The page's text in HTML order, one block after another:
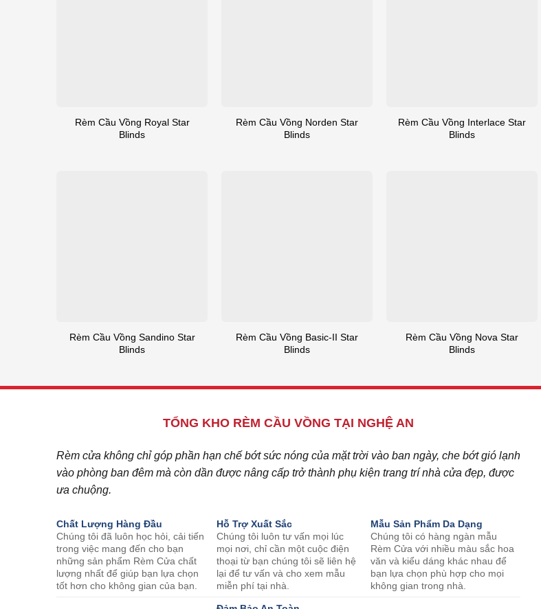
Rèm Cầu Vồng Royal Star
Blinds
Rèm Cầu Vồng Norden Star
Blinds
Rèm Cầu Vồng Interlace Star
Blinds
Rèm Cầu Vồng Sandino Star
Blinds
Rèm Cầu Vồng Basic-II Star
Blinds
Rèm Cầu Vồng Nova Star
Blinds
TỔNG KHO RÈM CẦU VỒNG TẠI NGHỆ AN
Rèm cửa không chỉ góp phần hạn chế bớt sức nóng của mặt trời vào ban ngày, che bớt gió lạnh
vào phòng ban đêm mà còn dần được nâng cấp trở thành phụ kiện trang trí nhà cửa đẹp, được
ưa chuộng.
Chất Lượng Hàng Đầu
Chúng tôi đã luôn học hỏi, cải tiến
trong việc mang đến cho bạn
những sản phẩm Rèm Cửa chất
lượng nhất để giúp bạn lựa chọn
tốt hơn cho không gian của bạn.
Hỗ Trợ Xuất Sắc
Chúng tôi luôn tư vấn mọi lúc
mọi nơi, chỉ cần một cuộc điện
thoại từ bạn chúng tôi sẽ liên hệ
lại để tư vấn và cho xem mẫu
miễn phí tại nhà.
Mẫu Sản Phẩm Da Dạng
Chúng tôi có hàng ngàn mẫu
Rèm Cửa với nhiều màu sắc hoa
văn và kiểu dáng khác nhau để
bạn lựa chọn phù hợp cho mọi
không gian trong nhà.